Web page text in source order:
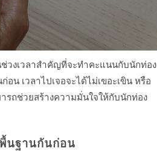
วงเวลาสำคัญที่จะทำคะแนนกับนักท่อง
น เวลาไปเจอจะได้ไม่เขอะเขิน หรือ
รถช่วยสร้างความมั่นใจให้กับนักท่อง
นฐานกันก่อน